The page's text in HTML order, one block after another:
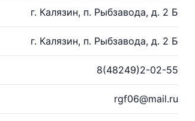
г. Калязин, п. Рыбзавода, д. 2 Б
г. Калязин, п. Рыбзавода, д. 2 Б
8(48249)2-02-55
rgf06@mail.ru